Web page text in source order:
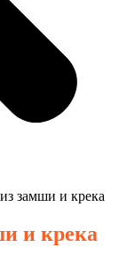
замши и крека
и крека